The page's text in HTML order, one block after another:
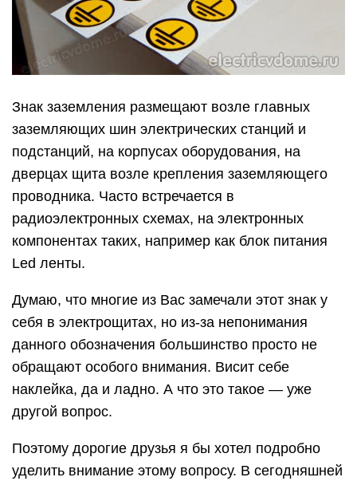
Знак заземления размещают возле главных
заземляющих шин электрических станций и
подстанций, на корпусах оборудования, на
дверцах щита возле крепления заземляющего
проводника. Часто встречается в
радиоэлектронных схемах, на электронных
компонентах таких, например как блок питания
Led ленты.
Думаю, что многие из Вас замечали этот знак у
себя в электрощитах, но из-за непонимания
данного обозначения большинство просто не
обращают особого внимания. Висит себе
наклейка, да и ладно. А что это такое — уже
другой вопрос.
Поэтому дорогие друзья я бы хотел подробно
уделить внимание этому вопросу. В сегодняшней